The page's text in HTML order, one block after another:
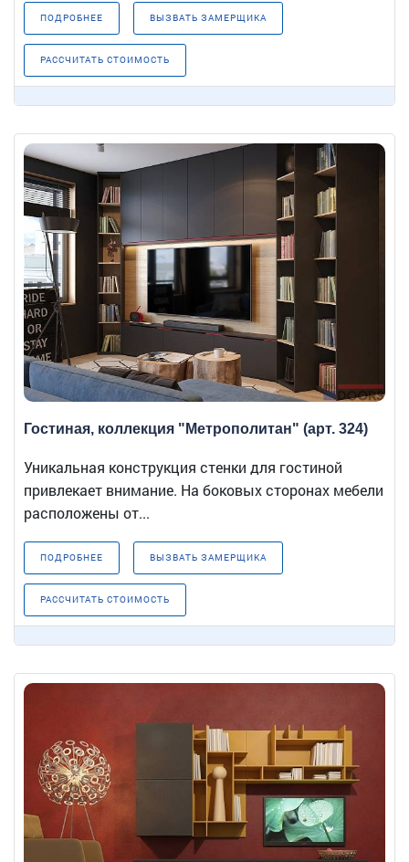
ПОДРОБНЕЕ ВЫЗВАТЬ ЗАМЕРЩИКА
РАССЧИТАТЬ СТОИМОСТЬ
Гостиная, коллекция "Метрополитан" (арт. 324)
Уникальная конструкция стенки для гостиной
привлекает внимание. На боковых сторонах мебели
расположены от...
ПОДРОБНЕЕ ВЫЗВАТЬ ЗАМЕРЩИКА
РАССЧИТАТЬ СТОИМОСТЬ